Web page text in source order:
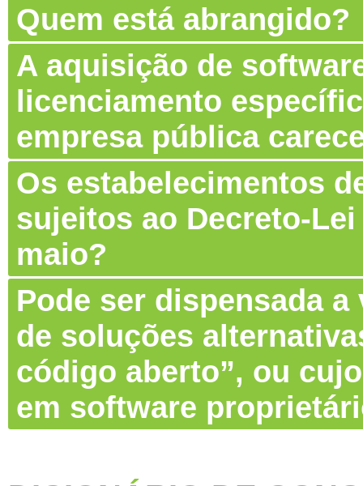
Quem está abrangido?
A aquisição de
licenciamento
empresa pública
Os estabelecimentos
sujeitos ao Decreto-Lei
maio?
Pode ser dispensada
de soluções
código aberto”, ou
em software